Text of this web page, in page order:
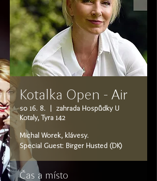
Kotalka Open - Air
so 16. 8.
zahrada Hospůdky U
Kotaly, Tyra 142
Michal Worek, klávesy.
Special Guest: Birger Husted (DK)
Čas a místo